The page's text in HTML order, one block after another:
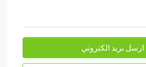
ارسل بريد الكتروني